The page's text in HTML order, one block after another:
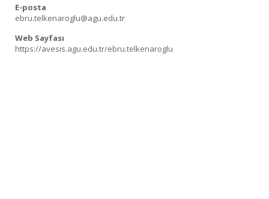
E-posta
ebru.telkenaroglu@agu.edu.tr
Web Sayfası
https://avesis.agu.edu.tr/ebru.telkenaroglu